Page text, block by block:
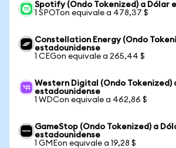
Spotify (Ondo Tokenized) a Dólar
1 SPOTon equivale a 478,37 $
Constellation Energy (Ondo
estadounidense
1 CEGon equivale a 265,44 $
Western Digital (Ondo Tokenized)
estadounidense
1 WDCon equivale a 462,86 $
GameStop (Ondo Tokenized) a
estadounidense
1 GMEon equivale a 19,28 $